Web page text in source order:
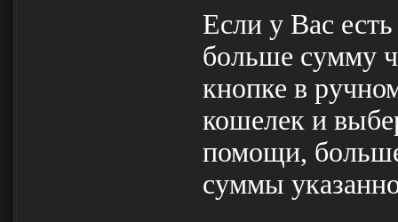
Если у Вас
больше сумму
кнопке в
кошелек и
помощи,
суммы